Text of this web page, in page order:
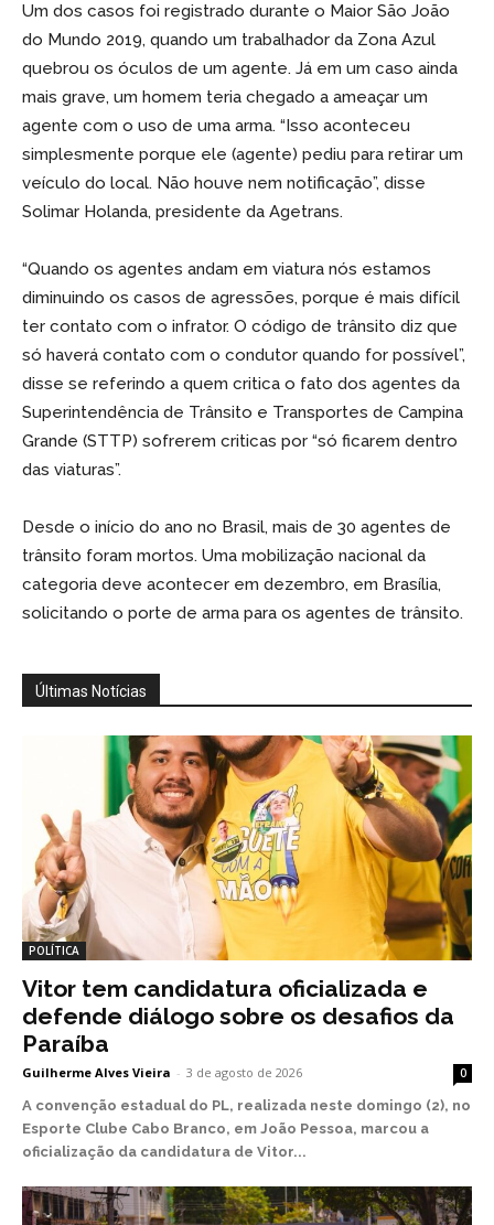
Um dos casos foi registrado durante o Maior São João
do Mundo 2019, quando um trabalhador da Zona Azul
quebrou os óculos de um agente. Já em um caso ainda
mais grave, um homem teria chegado a ameaçar um
agente com o uso de uma arma. “Isso aconteceu
simplesmente porque ele (agente) pediu para retirar um
veículo do local. Não houve nem notificação”, disse
Solimar Holanda, presidente da Agetrans.
“Quando os agentes andam em viatura nós estamos
diminuindo os casos de agressões, porque é mais difícil
ter contato com o infrator. O código de trânsito diz que
só haverá contato com o condutor quando for possível”,
disse se referindo a quem critica o fato dos agentes da
Superintendência de Trânsito e Transportes de Campina
Grande (STTP) sofrerem criticas por “só ficarem dentro
das viaturas”.
Desde o início do ano no Brasil, mais de 30 agentes de
trânsito foram mortos. Uma mobilização nacional da
categoria deve acontecer em dezembro, em Brasília,
solicitando o porte de arma para os agentes de trânsito.
Últimas Notícias
POLÍTICA
Vitor tem candidatura oficializada e
defende diálogo sobre os desafios da
Paraíba
Guilherme Alves Vieira - 3 de agosto de 2026 0
A convenção estadual do PL, realizada neste domingo (2), no
Esporte Clube Cabo Branco, em João Pessoa, marcou a
oficialização da candidatura de Vitor...